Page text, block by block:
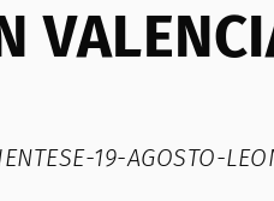
19-AGOSTO-